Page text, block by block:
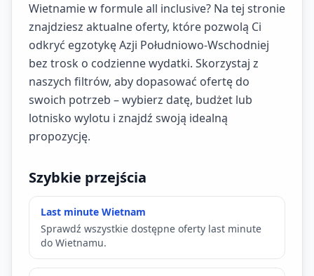
Wietnamie w formule all inclusive? Na tej stronie
znajdziesz aktualne oferty, które pozwolą Ci
odkryć egzotykę Azji Południowo-Wschodniej
bez trosk o codzienne wydatki. Skorzystaj z
naszych filtrów, aby dopasować ofertę do
swoich potrzeb – wybierz datę, budżet lub
lotnisko wylotu i znajdź swoją idealną
propozycję.
Szybkie przejścia
Last minute Wietnam
Sprawdź wszystkie dostępne oferty last minute
do Wietnamu.